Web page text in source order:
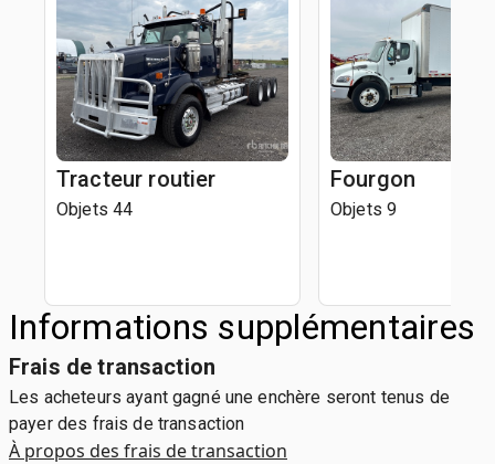
Tracteur routier
Objets 44
Fourgon
Objets 9
Informations supplémentaires
Frais de transaction
Les acheteurs ayant gagné une enchère seront tenus de
payer des frais de transaction
À propos des frais de transaction